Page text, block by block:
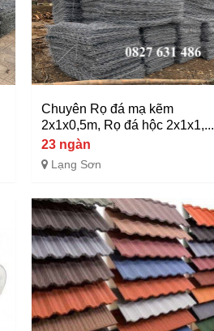
Chuyên Rọ đá mạ kẽm
2x1x0,5m, Rọ đá hộc 2x1x1,...
23 ngàn
Lạng Sơn